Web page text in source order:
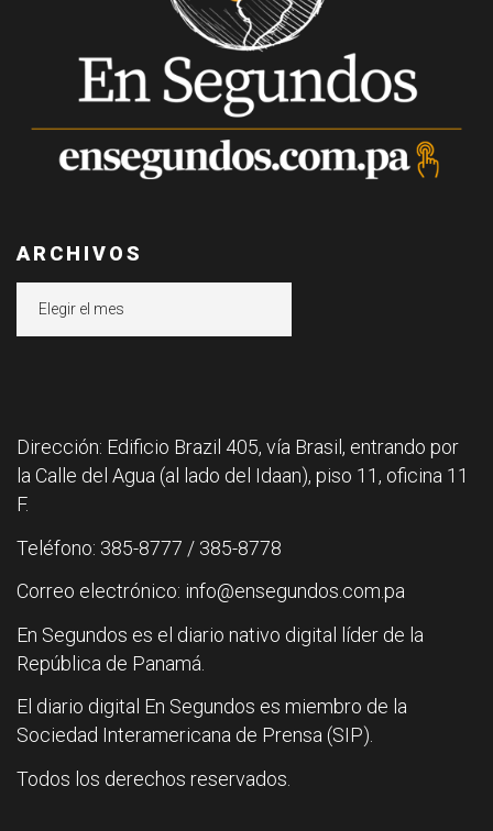
ARCHIVOS
Dirección: Edificio Brazil 405, vía Brasil, entrando por
la Calle del Agua (al lado del Idaan), piso 11, oficina 11
F.
Teléfono: 385-8777 / 385-8778
Correo electrónico: info@ensegundos.com.pa
En Segundos es el diario nativo digital líder de la
República de Panamá.
El diario digital En Segundos es miembro de la
Sociedad Interamericana de Prensa (SIP).
Todos los derechos reservados.